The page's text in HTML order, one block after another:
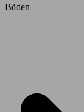
Böden